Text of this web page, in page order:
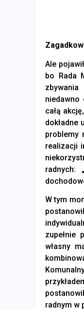
Ale
bo Rada
zbywania
całą
dokładne
problemy
realizacji
radnych:
W tym
zupełnie
własny
radnym w